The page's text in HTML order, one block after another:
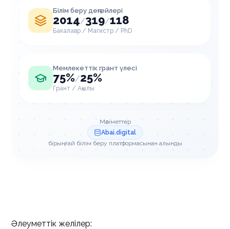
Білім беру деңгейлері
2014/319/118
Бакалавр / Магистр / PhD
Мемлекеттік грант үлесі
75%/25%
Грант / Ақылы
Мәліметтер
Abai.digital
бірыңғай білім беру платформасынан алынды
Әлеуметтік желілер: